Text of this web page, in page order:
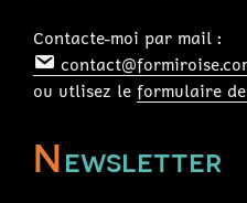
Contacte-moi par mail :
ou utlisez le formulaire
Newsletter